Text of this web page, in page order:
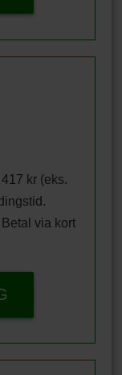
kr (eks.
via kort